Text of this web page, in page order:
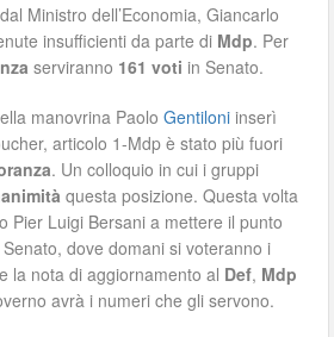
Ministro dell’Economia, Giancarlo
insufficienti da parte di Mdp. Per
serviranno 161 voti in Senato.
manovrina PaoloGentiloni inserì
articolo 1-Mdp è stato più fuori
. Un colloquio in cui i gruppi
questa posizione. Questa volta
Pier Luigi Bersani a mettere il punto
Senato, dove domani si voteranno i
la nota di aggiornamento al Def, Mdp
avrà i numeri che gli servono.